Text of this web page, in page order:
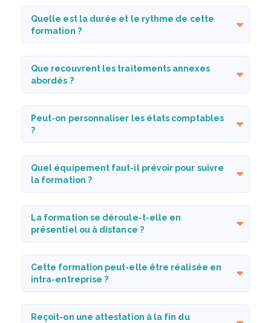
Quelle est la durée et le rythme de cette
formation ?
Que recouvrent les traitements annexes
abordés ?
Peut-on personnaliser les états comptables
?
Quel équipement faut-il prévoir pour suivre
la formation ?
La formation se déroule-t-elle en
présentiel ou à distance ?
Cette formation peut-elle être réalisée en
intra-entreprise ?
Reçoit-on une attestation à la fin du